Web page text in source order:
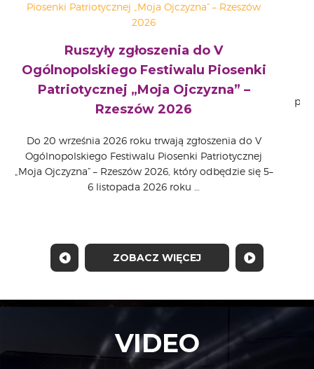
Ruszyły zgłoszenia do V
Ogólnopolskiego Festiwalu Piosenki
Patriotycznej „Moja Ojczyzna” –
Rzeszów 2026
Do 20 września 2026 roku trwają zgłoszenia do V
Ogólnopolskiego Festiwalu Piosenki Patriotycznej
„Moja Ojczyzna” – Rzeszów 2026, który odbędzie się 5–
6 listopada 2026 roku …
ZOBACZ WIĘCEJ
VIDEO